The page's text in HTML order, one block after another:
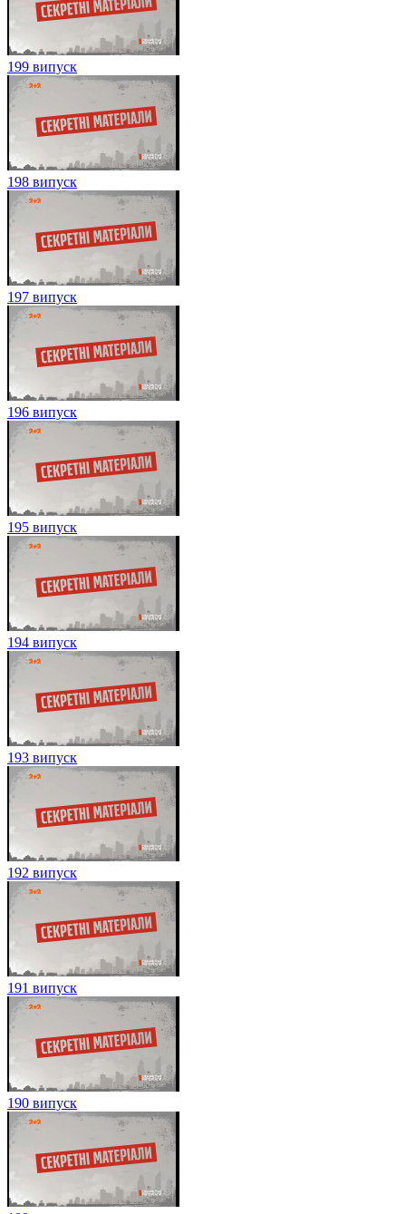
199 випуск
198 випуск
197 випуск
196 випуск
195 випуск
194 випуск
193 випуск
192 випуск
191 випуск
190 випуск